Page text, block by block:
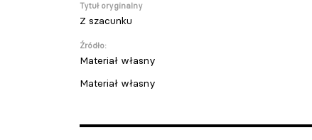
Tytuł oryginalny
Z szacunku
Źródło:
Materiał własny
Materiał własny